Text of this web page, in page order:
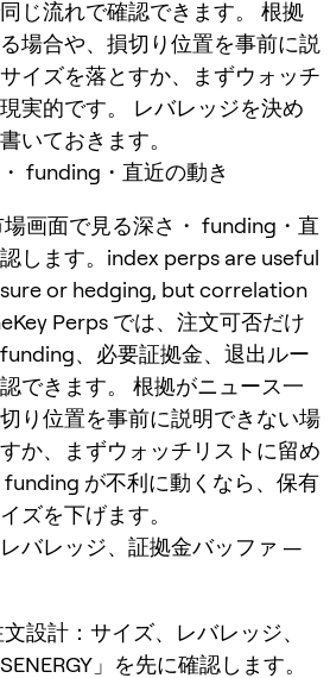
じ流れで確認できます。 根拠
場合や、損切り位置を事前に説
イズを落とすか、まずウォッチ
実的です。 レバレッジを決め
いておきます。
funding・直近の動き
場画面で見る深さ・ funding・直
します。index perps are useful
or hedging, but correlation
Perps では、注文可否だけ
、必要証拠金、退出ルー
できます。 根拠がニュース一
り位置を事前に説明できない場
か、まずウォッチリストに留め
が不利に動くなら、保有
ズを下げます。
バレッジ、証拠金バッファ —
設計：サイズ、レバレッジ、
」を先に確認します。